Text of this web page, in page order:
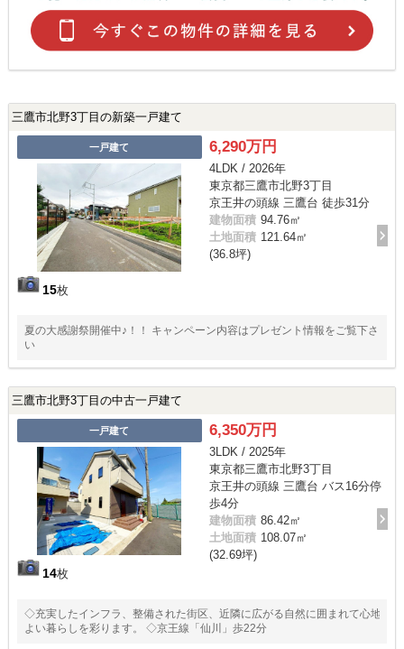
三鷹市北野3丁目の新築一戸建て
一戸建て
15枚
6,290万円
4LDK / 2026年
東京都三鷹市北野3丁目
京王井の頭線 三鷹台 徒歩31分
建物面積 94.76㎡
土地面積 121.64㎡
(36.8坪)
夏の大感謝祭開催中♪！！ キャンペーン内容はプレゼント情報をご覧下さ
い
三鷹市北野3丁目の中古一戸建て
一戸建て
14枚
6,350万円
3LDK / 2025年
東京都三鷹市北野3丁目
京王井の頭線 三鷹台 バス16分停
歩4分
建物面積 86.42㎡
土地面積 108.07㎡
(32.69坪)
◇充実したインフラ、整備された街区、近隣に広がる自然に囲まれて心地
よい暮らしを彩ります。 ◇京王線「仙川」歩22分